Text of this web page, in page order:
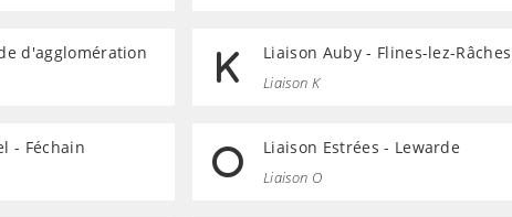
d'agglomération Liaison Auby - Flines-lez-Râches
Liaison K
- Féchain Liaison Estrées - Lewarde
Liaison O